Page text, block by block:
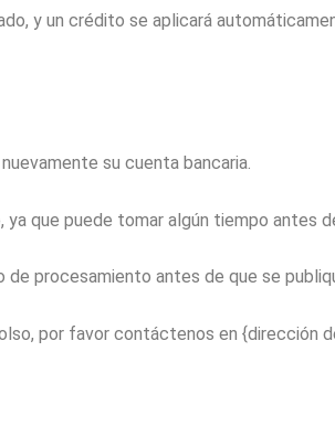
y un crédito se aplicará
su cuenta bancaria.
que puede tomar algún tiempo antes
procesamiento antes de que se
por favor contáctenos en {dirección